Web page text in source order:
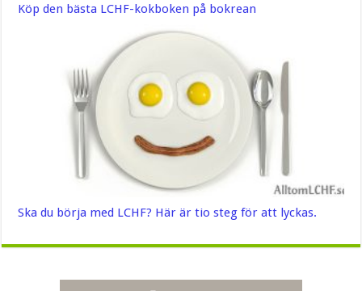
Köp den bästa LCHF-kokboken på bokrean
Ska du börja med LCHF? Här är tio steg för att lyckas.